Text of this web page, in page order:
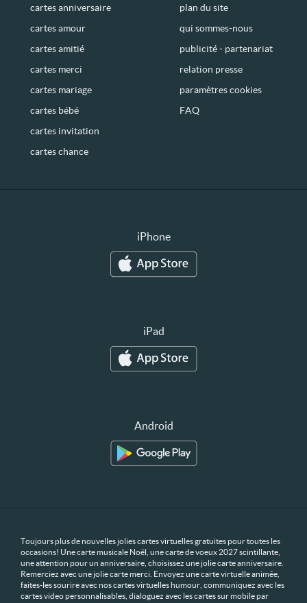
cartes anniversaire
cartes amour
cartes amitié
cartes merci
cartes mariage
cartes bébé
cartes invitation
cartes chance
plan du site
qui sommes-nous
publicité - partenariat
relation presse
paramètres cookies
FAQ
iPhone
iPad
Android
Toujours plus de nouvelles jolies cartes virtuelles gratuites pour toutes les
occasions! Une carte musicale Noël, une carte de voeux 2027 scintillante,
une attention pour un anniversaire, choisissez une jolie carte anniversaire.
Remerciez avec une jolie carte merci. Envoyez une carte virtuelle animée,
faites-les sourire avec nos cartes virtuelles humour, communiquez avec les
cartes video personnalisables, dialoguez avec les cartes sur mobile par